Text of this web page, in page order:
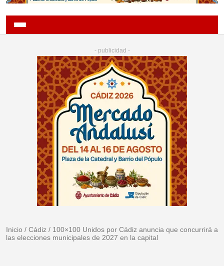
- publicidad -
Inicio / Cádiz / 100×100 Unidos por Cádiz anuncia que concurrirá a
las elecciones municipales de 2027 en la capital